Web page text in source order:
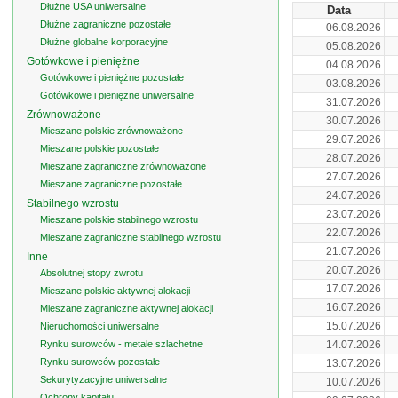
Data
06.08.2026
05.08.2026
04.08.2026
03.08.2026
31.07.2026
30.07.2026
29.07.2026
28.07.2026
27.07.2026
24.07.2026
23.07.2026
22.07.2026
21.07.2026
20.07.2026
17.07.2026
16.07.2026
15.07.2026
14.07.2026
13.07.2026
10.07.2026
Dłużne USA uniwersalne
Dłużne zagraniczne pozostałe
Dłużne globalne korporacyjne
Gotówkowe i pieniężne
Gotówkowe i pieniężne pozostałe
Gotówkowe i pieniężne uniwersalne
Zrównoważone
Mieszane polskie zrównoważone
Mieszane polskie pozostałe
Mieszane zagraniczne zrównoważone
Mieszane zagraniczne pozostałe
Stabilnego wzrostu
Mieszane polskie stabilnego wzrostu
Mieszane zagraniczne stabilnego wzrostu
Inne
Absolutnej stopy zwrotu
Mieszane polskie aktywnej alokacji
Mieszane zagraniczne aktywnej alokacji
Nieruchomości uniwersalne
Rynku surowców - metale szlachetne
Rynku surowców pozostałe
Sekurytyzacyjne uniwersalne